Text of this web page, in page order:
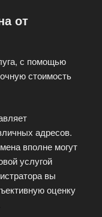
от
с помощью
стоимость
адресов.
вполне могут
услугой
вы
оценку